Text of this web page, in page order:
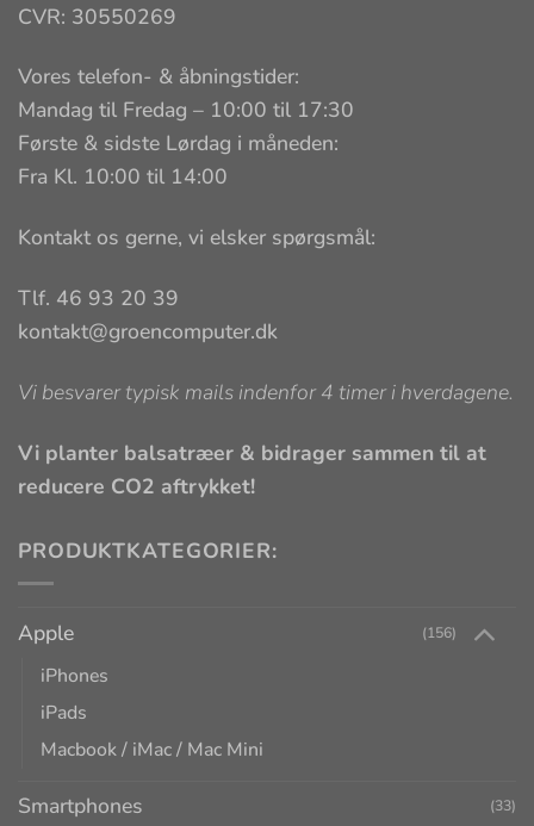
CVR: 30550269
Vores telefon- & åbningstider:
Mandag til Fredag – 10:00 til 17:30
Første & sidste Lørdag i måneden:
Fra Kl. 10:00 til 14:00
Kontakt os gerne, vi elsker spørgsmål:
Tlf. 46 93 20 39
kontakt@groencomputer.dk
Vi besvarer typisk mails indenfor 4 timer i hverdagene.
Vi planter balsatræer & bidrager sammen til at
reducere CO2 aftrykket!
PRODUKTKATEGORIER:
Apple (156)
iPhones
iPads
Macbook / iMac / Mac Mini
Smartphones (33)